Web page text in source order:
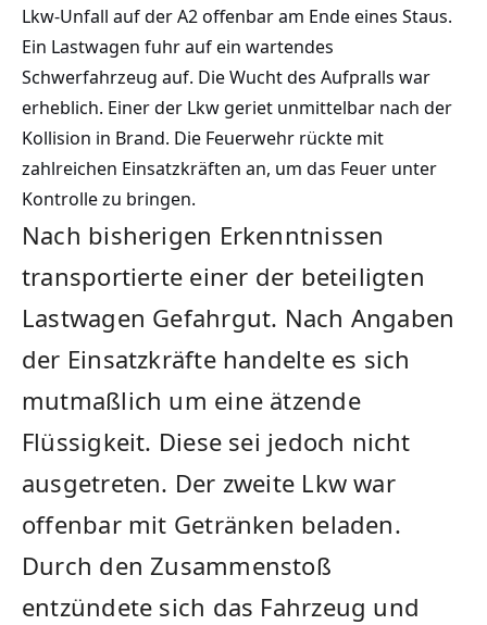
Lkw-Unfall auf der A2 offenbar am Ende eines Staus.
Ein Lastwagen fuhr auf ein wartendes
Schwerfahrzeug auf. Die Wucht des Aufpralls war
erheblich. Einer der Lkw geriet unmittelbar nach der
Kollision in Brand. Die Feuerwehr rückte mit
zahlreichen Einsatzkräften an, um das Feuer unter
Kontrolle zu bringen.
Nach bisherigen Erkenntnissen
transportierte einer der beteiligten
Lastwagen Gefahrgut. Nach Angaben
der Einsatzkräfte handelte es sich
mutmaßlich um eine ätzende
Flüssigkeit. Diese sei jedoch nicht
ausgetreten. Der zweite Lkw war
offenbar mit Getränken beladen.
Durch den Zusammenstoß
entzündete sich das Fahrzeug und